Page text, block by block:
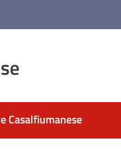
Casalfiumanese